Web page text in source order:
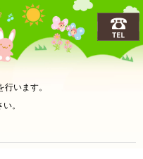
えだな)幼稚園
います。
。